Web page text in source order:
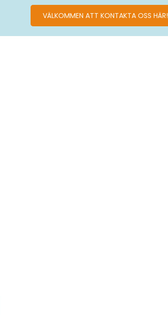
VÄLKOMMEN ATT KONTAKTA OSS HÄR!